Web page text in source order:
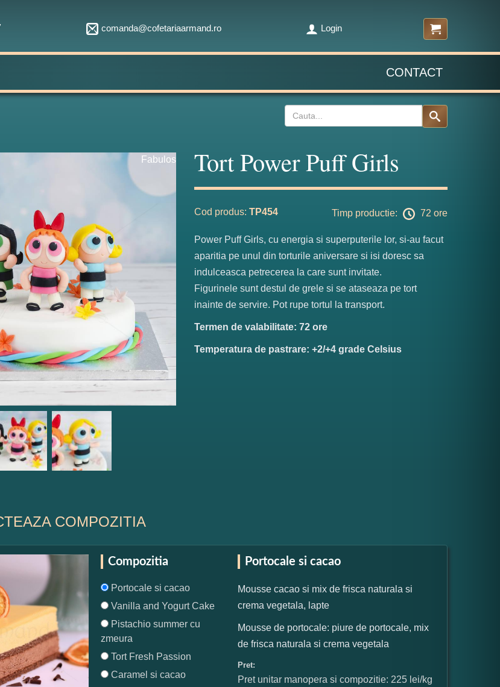
comanda@cofetariaarmand.ro Login
CONTACT
Fabulos Tort Power Puff Girls
Cod produs: TP454 Timp productie: 72 ore
Power Puff Girls, cu energia si superputerile lor, si-au facut
aparitia pe unul din torturile aniversare si isi doresc sa
indulceasca petrecerea la care sunt invitate.
Figurinele sunt destul de grele si se ataseaza pe tort
inainte de servire. Pot rupe tortul la transport.
Termen de valabilitate: 72 ore
Temperatura de pastrare: +2/+4 grade Celsius
COMPOZITIA
Compozitia
Portocale si cacao
Vanilla and Yogurt Cake
Pistachio summer cu
zmeura
Tort Fresh Passion
Caramel si cacao
Portocale si cacao
Mousse cacao si mix de frisca naturala si
crema vegetala, lapte
Mousse de portocale: piure de portocale, mix
de frisca naturala si crema vegetala
Pret:
Pret unitar manopera si compozitie: 225 lei/kg